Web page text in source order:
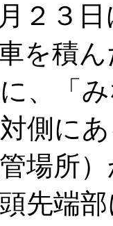
２３
を積
、「
側に
場所
先端